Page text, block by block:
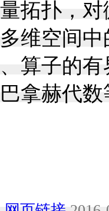
拓扑，
维空间
算子的
拿赫代数